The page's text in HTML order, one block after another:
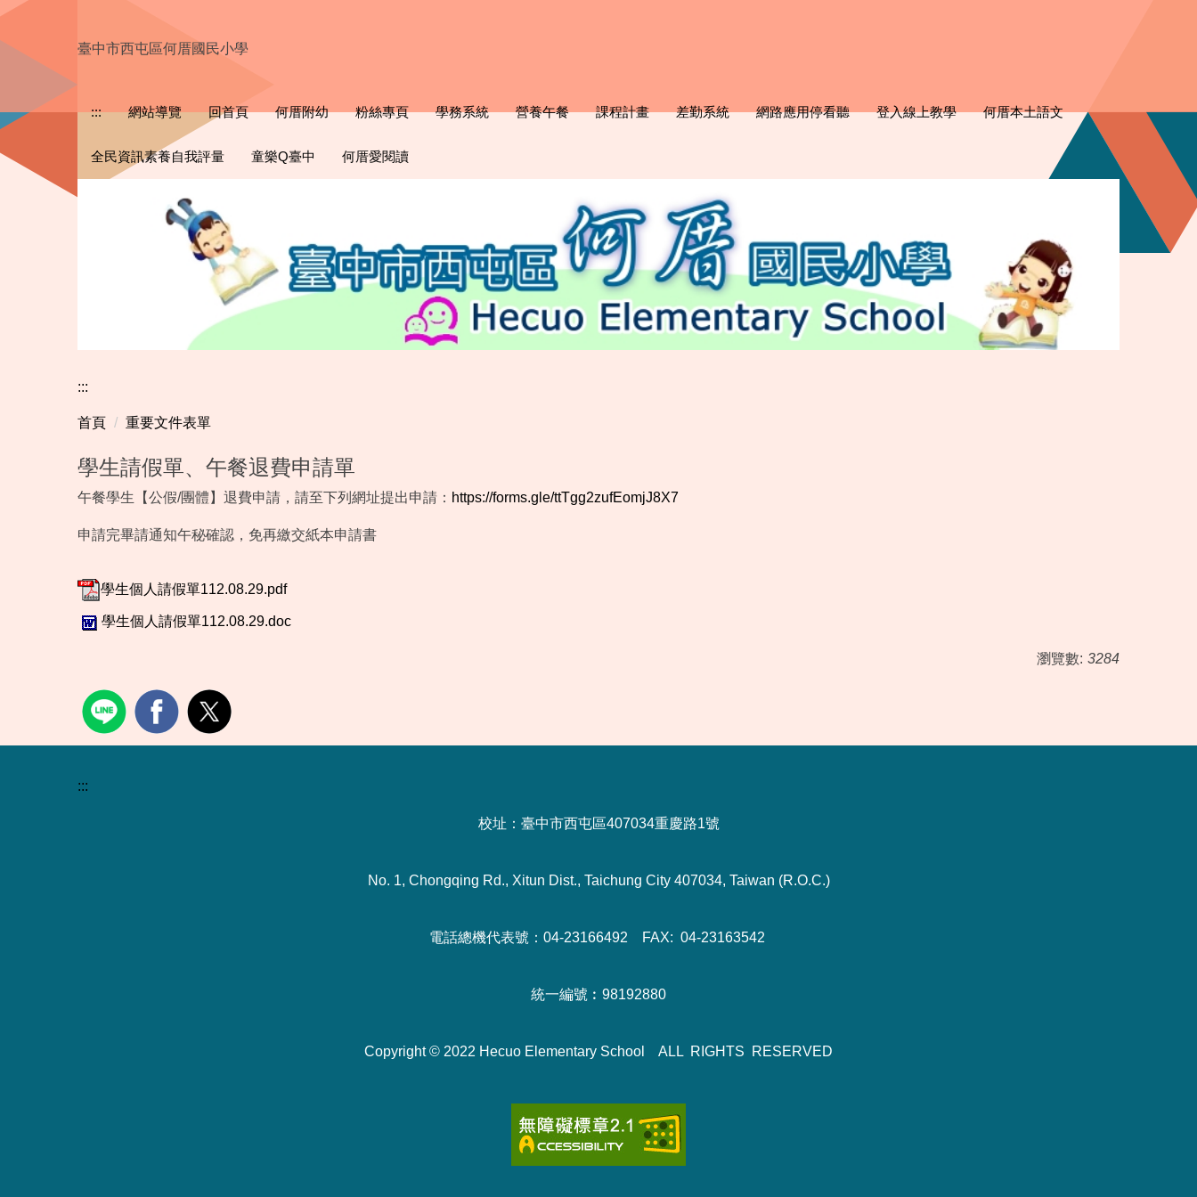
跳
主
容
臺中市西屯區何厝國民小學
::: 網站導覽 回首頁 何厝附幼 粉絲專頁 學務系統 營養午餐 課程計畫 差勤系統 網路應用停看聽 登入線上教學 何厝本土語文
全民資訊素養自我評量 童樂Q臺中 何厝愛閱讀
:::
首頁 重要文件表單
學生請假單、午餐退費申請單
午餐學生【公假/團體】退費申請，請至下列網址提出申請： https://forms.gle/ttTgg2zufEomjJ8X7
申請完畢請通知午秘確認，免再繳交紙本申請書
學生個人請假單112.08.29.pdf
學生個人請假單112.08.29.doc
瀏覽數: 3284
:::
校址：臺中市西屯區407034重慶路1號
No. 1, Chongqing Rd., Xitun Dist., Taichung City 407034, Taiwan (R.O.C.)
電話總機代表號：04-23166492 FAX: 04-23163542
統一編號︰98192880
Copyright © 2022 Hecuo Elementary School ALL RIGHTS RESERVED